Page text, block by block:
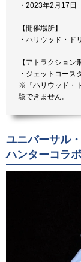
・2023年2月17日
【開催場所】
・ハリウッド・ド
【アトラクション
・ジェットコース
※『ハリウッド・
験できません。
ユニバーサル
ハンターコラボ